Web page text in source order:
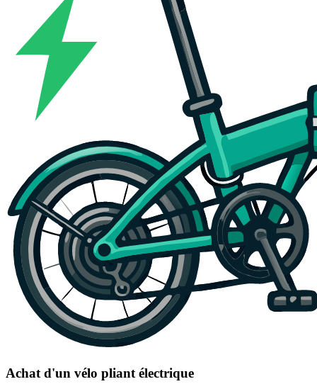
Achat d'un vélo pliant électrique